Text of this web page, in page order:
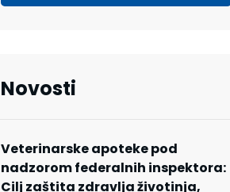
Novosti
Veterinarske apoteke pod
nadzorom federalnih inspektora:
Cilj zaštita zdravlja životinja,